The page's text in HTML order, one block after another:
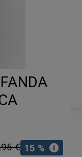
€ 15 %